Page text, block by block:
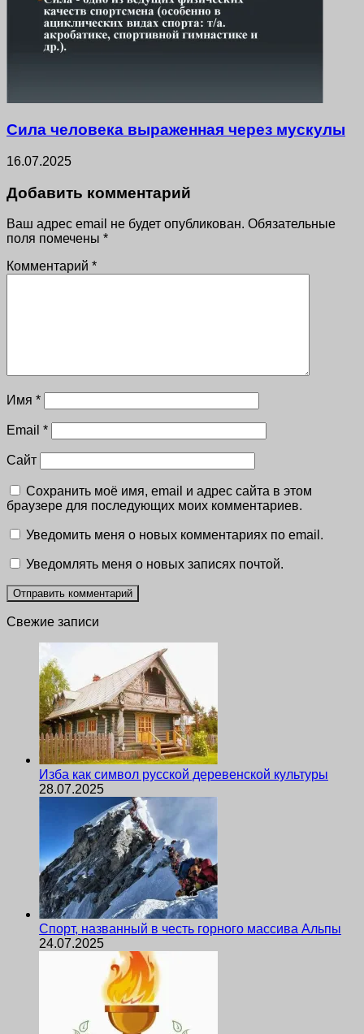
Сила человека выраженная через мускулы
16.07.2025
Добавить комментарий
Ваш адрес email не будет опубликован. Обязательные
поля помечены *
Комментарий *
Имя *
Email *
Сайт
Сохранить моё имя, email и адрес сайта в этом
браузере для последующих моих комментариев.
Уведомить меня о новых комментариях по email.
Уведомлять меня о новых записях почтой.
Свежие записи
Изба как символ русской деревенской культуры
28.07.2025
Спорт, названный в честь горного массива Альпы
24.07.2025